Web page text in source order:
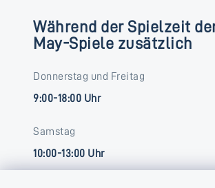
Während der Spielzeit
May-Spiele zusätzlich
Donnerstag und Freitag
9:00-18:00 Uhr
Samstag
10:00-13:00 Uhr